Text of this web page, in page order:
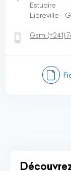
Estuaire
Libreville -
Gsm:(+241)